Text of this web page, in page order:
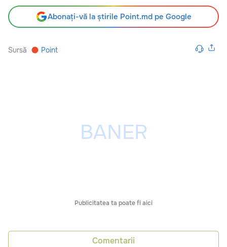
Abonați-vă la știrile Point.md pe Google
Sursă Point
Publicitatea ta poate fi aici
Comentarii